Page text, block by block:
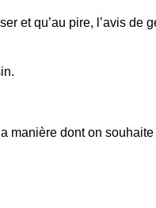
et qu’au pire, l’avis
manière dont on